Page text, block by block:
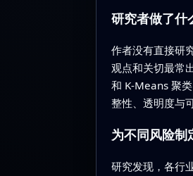
研究者做了什
作者没有直接研
观点和关切最常
和 K-Means 聚
整性、透明度与
为不同风险制
研究发现，各行